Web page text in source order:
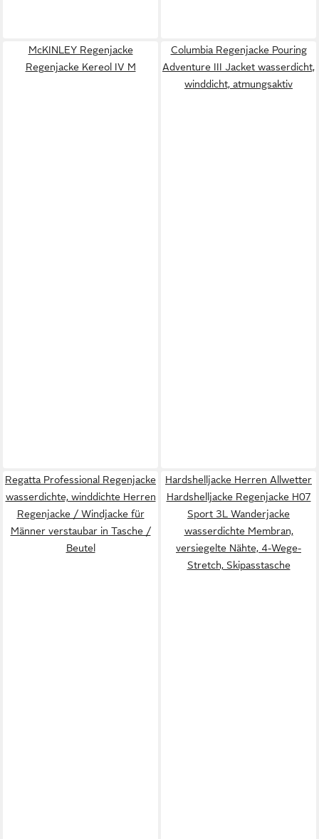
McKINLEY Regenjacke
Regenjacke Kereol IV M
Columbia Regenjacke Pouring
Adventure III Jacket wasserdicht,
winddicht, atmungsaktiv
Regatta Professional Regenjacke
wasserdichte, winddichte Herren
Regenjacke / Windjacke für
Männer verstaubar in Tasche /
Beutel
Hardshelljacke Herren Allwetter
Hardshelljacke Regenjacke H07
Sport 3L Wanderjacke
wasserdichte Membran,
versiegelte Nähte, 4-Wege-
Stretch, Skipasstasche